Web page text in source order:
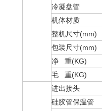
冷凝盘管
机体材质
整机尺寸(mm)
包装尺寸(mm)
净 重(KG)
毛 重(KG)
进出接头
硅胶管保温管